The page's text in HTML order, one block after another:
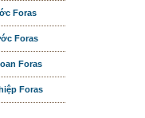
Foras
Foras
Foras
Foras